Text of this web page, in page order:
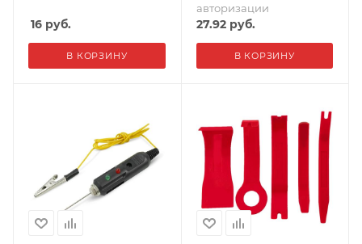
16 руб.
В КОРЗИНУ
авторизации
27.92руб.
В КОРЗИНУ